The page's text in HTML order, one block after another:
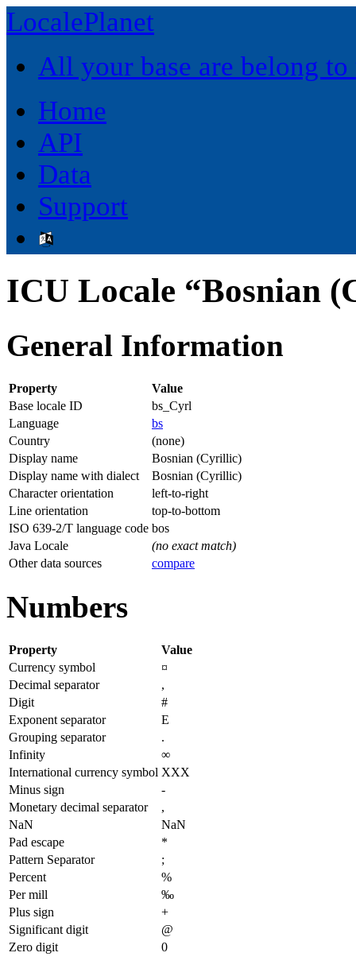
LocalePlanet
All your base are belong to
Home
API
Data
Support
ICU Locale “Bosnian
General Information
Property
Value
Base locale ID
bs_Cyrl
Language
bs
Country
(none)
Display name
Bosnian (Cyrillic)
Display name with dialect
Bosnian (Cyrillic)
Character orientation
left-to-right
Line orientation
top-to-bottom
ISO 639-2/T language code bos
Java Locale
(no exact match)
Other data sources
compare
Numbers
Property
Value
Currency symbol
¤
Decimal separator
,
Digit
#
Exponent separator
E
Grouping separator
.
Infinity
∞
International currency symbol XXX
Minus sign
-
Monetary decimal separator
,
NaN
NaN
Pad escape
*
Pattern Separator
;
Percent
%
Per mill
‰
Plus sign
+
Significant digit
@
Zero digit
0